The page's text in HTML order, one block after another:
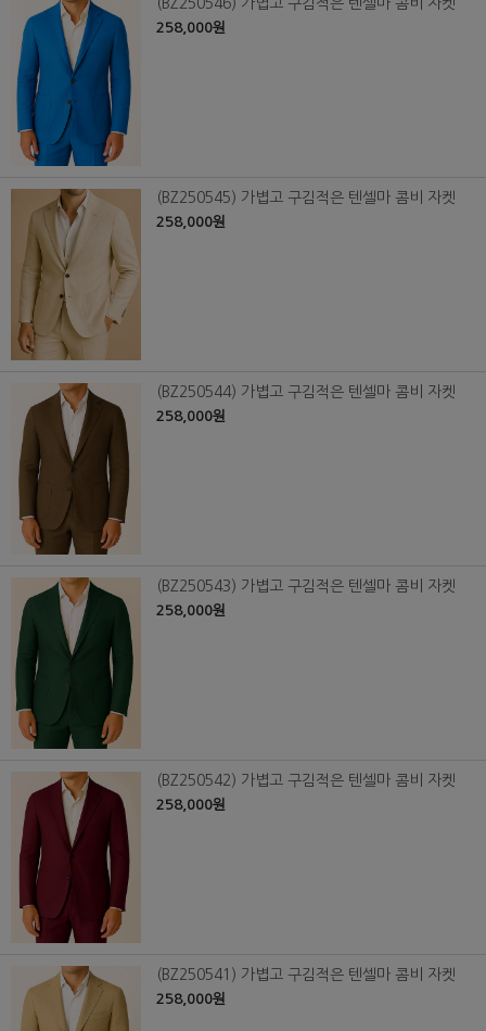
(BZ250546) 가볍고 구김적은 텐셀마 콤비 자켓
258,000원
(BZ250545) 가볍고 구김적은 텐셀마 콤비 자켓
258,000원
(BZ250544) 가볍고 구김적은 텐셀마 콤비 자켓
258,000원
(BZ250543) 가볍고 구김적은 텐셀마 콤비 자켓
258,000원
(BZ250542) 가볍고 구김적은 텐셀마 콤비 자켓
258,000원
(BZ250541) 가볍고 구김적은 텐셀마 콤비 자켓
258,000원